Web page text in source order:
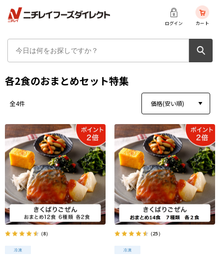
ログイン カート
各2食のおまとめセット特集
価格(安い順)
全4件
（8） （25）